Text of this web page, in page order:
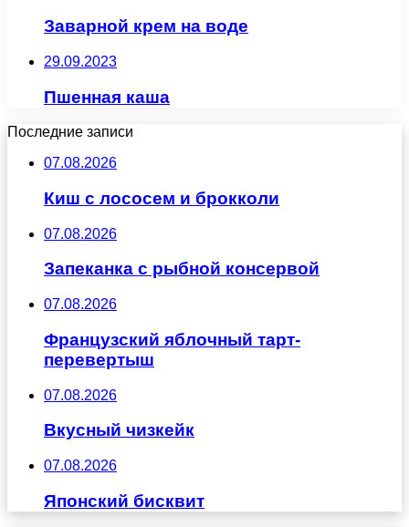
Заварной крем на воде
29.09.2023
Пшенная каша
Последние записи
07.08.2026
Киш с лососем и брокколи
07.08.2026
Запеканка с рыбной консервой
07.08.2026
Французский яблочный тарт-
перевертыш
07.08.2026
Вкусный чизкейк
07.08.2026
Японский бисквит